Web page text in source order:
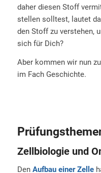
daher diesen Stoff
stellen solltest, lautet
den Stoff zu verstehen,
sich für Dich?
Aber kommen wir nun
im Fach Geschichte.
Zellbiologie und
Den Aufbau einer Zelle